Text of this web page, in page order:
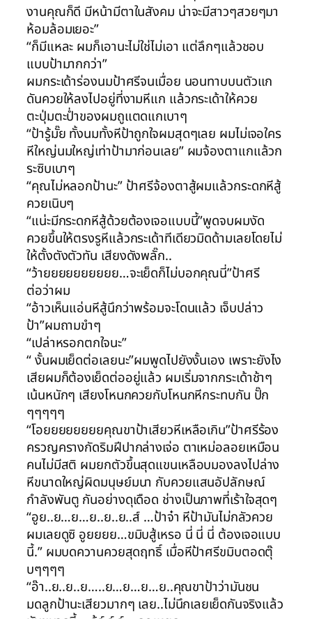
งานคุณก็ดี มีหน้ามีตาในสังคม น่าจะมีสาวๆสวยๆมา
ห้อมล้อมเยอะ”
“ก็มีแหละ ผมก็เอานะไม่ใช่ไม่เอา แต่ลึกๆแล้วชอบ
แบบป้ามากกว่า”
ผมกระเด้าร่องนมป้าศรีจนเมื่อย นอนทาบบนตัวแก
ดันควยให้ลงไปอยู่ที่งามหีแก แล้วกระเด้าให้ควย
ตะปุ่มตะป่ำของผมถูแตดแกเบาๆ
“ป้ารู้มั๊ย ทั้งนมทั้งหีป้าถูกใจผมสุดๆเลย ผมไม่เจอใคร
หีใหญ่นมใหญ่เท่าป้ามาก่อนเลย” ผมจ้องตาแกแล้วก
ระซิบเบาๆ
“คุณไม่หลอกป้านะ” ป้าศรีจ้องตาสู้ผมแล้วกระดกหีสู้
ควยเนิบๆ
“แน่ะมีกระดกหีสู้ด้วยต้องเจอแบบนี้”พูดจบผมงัด
ควยขึ้นให้ตรงรูหีแล้วกระเด้าทีเดียวมิดด้ามเลยโดยไม่
ให้ตั้งตังตัวทัน เสียงดังพลั๊ก..
“ว้ายยยยยยยยยย…จะเย็ดก็ไม่บอกคุณนี่”ป้าศรี
ต่อว่าผม
“อ้าวเห็นแอ่นหีสู้นึกว่าพร้อมจะโดนแล้ว เจ็บปล่าว
ป้า”ผมถามขำๆ
“เปล่าหรอกตกใจนะ”
“ งั้นผมเย็ดต่อเลยนะ”ผมพูดไปยังงั้นเอง เพราะยังไง
เสียผมก็ต้องเย็ดต่ออยู่แล้ว ผมเริ่มจากกระเด้าช้าๆ
เน้นหนักๆ เสียงโหนกควยกับโหนกหีกระทบกัน ปั๊ก
ๆๆๆๆๆ
“โอยยยยยยยยคุณขาป้าเสียวหีเหลือเกิน”ป้าศรีร้อง
ครวญครางกัดริมฝีปากล่างเจ่อ ตาเหม่อลอยเหมือน
คนไม่มีสติ ผมยกตัวขึ้นสุดแขนเหลือบมองลงไปล่าง
หีขนาดใหญ่ผิดมนุษย์มนา กับควยแสนอัปลักษณ์
กำลังพันตู กันอย่างดุเดือด ช่างเป็นภาพที่เร้าใจสุดๆ
“อูย..ย…ย…ย..ย..ย..ส์ …ป้าจ๋า หีป้ามันไม่กลัวควย
ผมเลยดูซิ อูยยยย…ขมิบสู้เหรอ นี่ นี่ นี่ ต้องเจอแบบ
นี้.” ผมบดควานควยสุดฤทธิ์ เมื่อหีป้าศรีขมิบตอดตุ๊
บๆๆๆๆ
“อ๊า..ย..ย..ย…..ย…ย…ย…ย..คุณขาป้าว่ามันชน
มดลูกป้านะเสียวมากๆ เลย..ไม่นึกเลยเย็ดกันจริงแล้ว